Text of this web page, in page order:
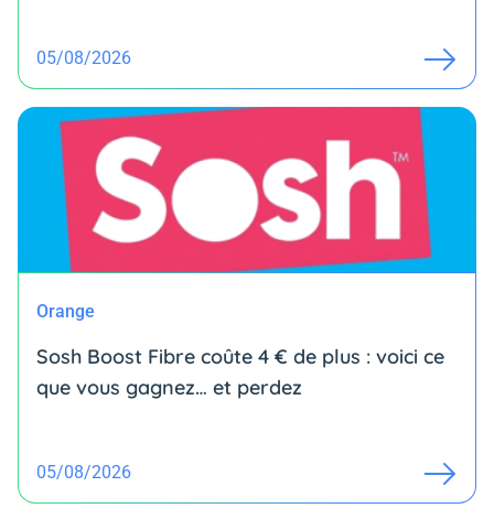
05/08/2026
Orange
Sosh Boost Fibre coûte 4 € de plus : voici ce
que vous gagnez… et perdez
05/08/2026